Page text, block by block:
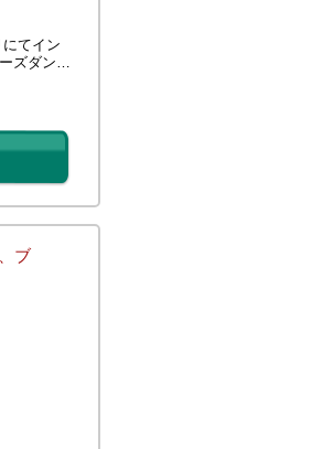
てイン
ーズダン…
ブ